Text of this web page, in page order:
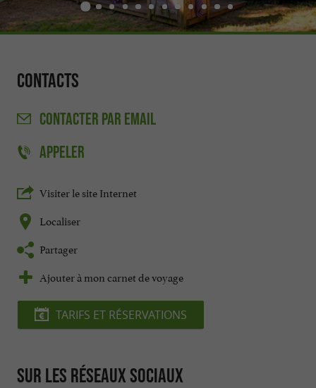
Contacts
CONTACTER PAR EMAIL
APPELER
Visiter le site Internet
Localiser
Partager
Ajouter à mon carnet de voyage
TARIFS ET RÉSERVATIONS
Sur les réseaux sociaux